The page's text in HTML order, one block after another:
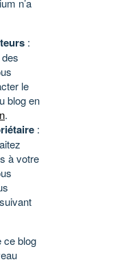
n’a
:
le
blog en
.
:
à votre
ce blog